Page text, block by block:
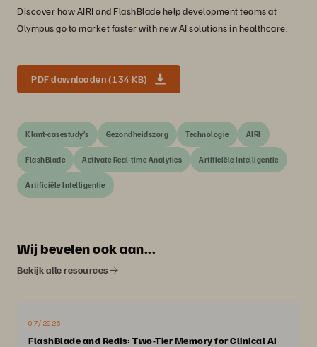
Discover how AIRI and FlashBlade help development teams at
Olympus go to market faster with new AI solutions in healthcare.
PDF downloaden (134 KB)
Klant-casestudy’s Gezondheidszorg Technologie AIRI
FlashBlade Activate Real-time Analytics Artificiële intelligentie
Artificiële Intelligentie
Wij bevelen ook aan...
Bekijk alle resources
07/2026
FlashBlade and Redis: Two-Tier Memory for Clinical AI